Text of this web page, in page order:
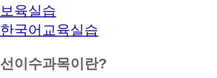
보육실습
한국어교육실습
선이수과목이란?